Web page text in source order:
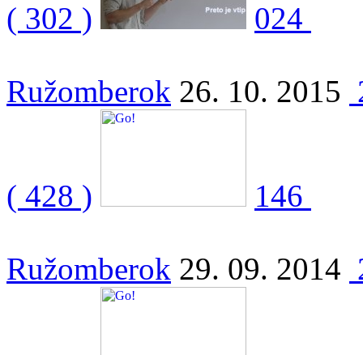
( 302 ) 024
Ružomberok 26. 10. 2015
( 428 ) 146
Ružomberok 29. 09. 2014